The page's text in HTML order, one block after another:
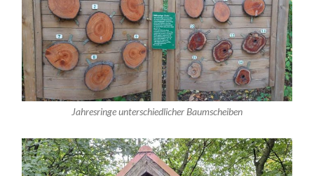
Jahresringe unterschiedlicher Baumscheiben